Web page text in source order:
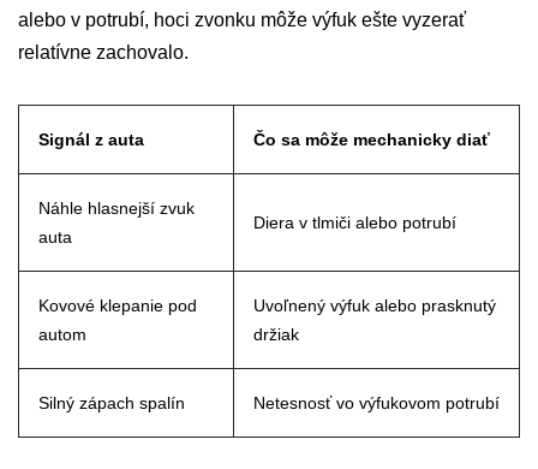
alebo v potrubí, hoci zvonku môže výfuk ešte vyzerať
relatívne zachovalo.
Signál z auta Čo sa môže mechanicky diať
Náhle hlasnejší zvuk
auta
Diera v tlmiči alebo potrubí
Kovové klepanie pod
autom
Uvoľnený výfuk alebo prasknutý
držiak
Silný zápach spalín Netesnosť vo výfukovom potrubí